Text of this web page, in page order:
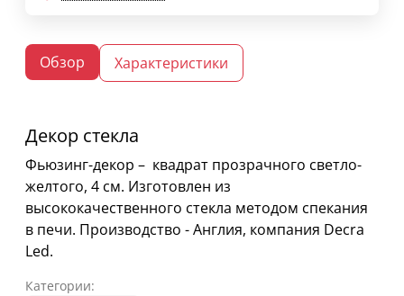
Обзор Характеристики
Декор стекла
Фьюзинг-декор – квадрат прозрачного светло-
желтого, 4 см. Изготовлен из
высококачественного стекла методом спекания
в печи. Производство - Англия, компания Decra
Led.
Категории: